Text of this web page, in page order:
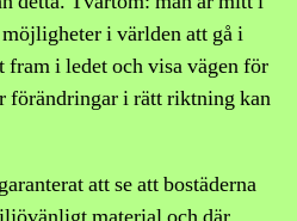
i världen att gå i
fram i ledet och visa vägen för
förändringar i rätt riktning kan
att se att bostäderna